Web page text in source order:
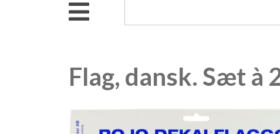
Flag, dansk. Sæt à